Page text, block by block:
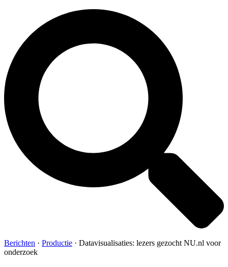
Berichten · Productie · Datavisualisaties: lezers gezocht NU.nl voor
onderzoek